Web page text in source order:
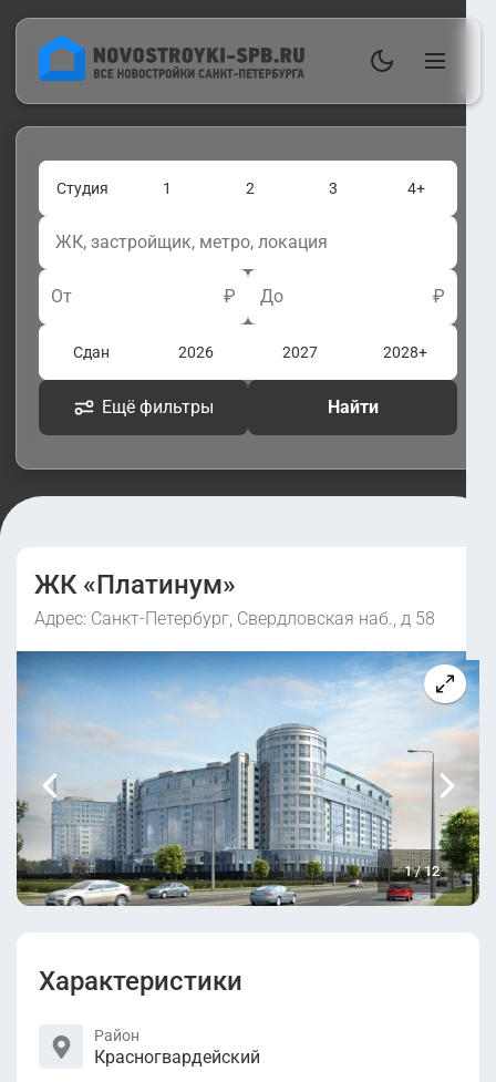
Студия 1 2 3 4+
От ₽ До ₽
Сдан 2026 2027 2028+
Ещё фильтры Найти
ЖК «Платинум»
Адрес: Санкт-Петербург, Свердловская наб., д 58
1/12
Характеристики
Район
Красногвардейский